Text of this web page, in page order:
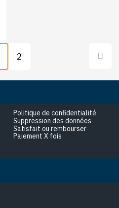
2
Politique de confidentialité
Suppression des données
Satisfait ou rembourser
Paiement X fois